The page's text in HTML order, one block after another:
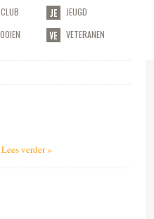
JEUGD
VETERANEN
Lees verder »